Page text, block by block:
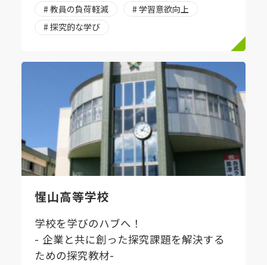
# 教員の負荷軽減
# 学習意欲向上
# 探究的な学び
惺山高等学校
学校を学びのハブへ！
- 企業と共に創った探究課題を解決する
ための探究教材-